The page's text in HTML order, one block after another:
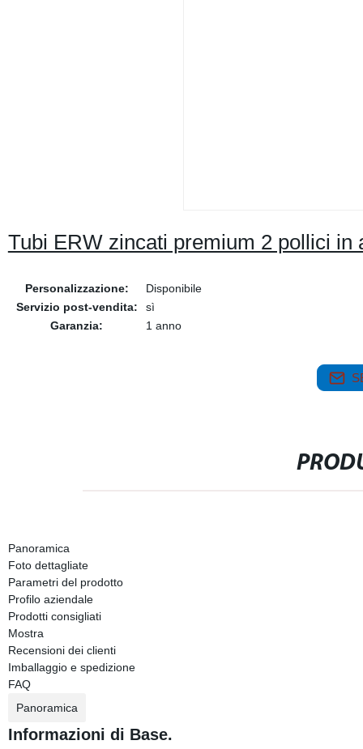
Tubi ERW zincati premium 2 pollici in
Personalizzazione:
Disponibile
Servizio post-vendita:
sì
Garanzia:
1 anno
Panoramica
Foto dettagliate
Parametri del prodotto
Profilo aziendale
Prodotti consigliati
Mostra
Recensioni dei clienti
Imballaggio e spedizione
FAQ
Panoramica
Informazioni di Base.